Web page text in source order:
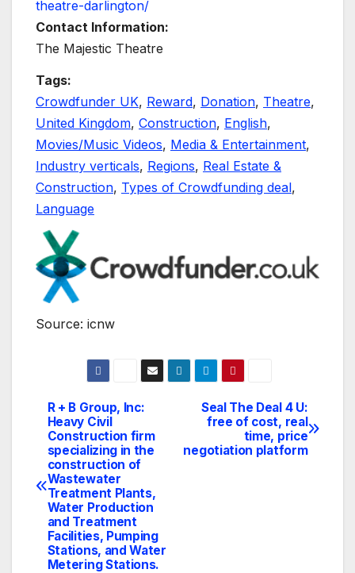
theatre-darlington/
Contact Information:
The Majestic Theatre
Tags:
Crowdfunder UK, Reward, Donation, Theatre,
United Kingdom, Construction, English,
Movies/Music Videos, Media & Entertainment,
Industry verticals, Regions, Real Estate &
Construction, Types of Crowdfunding deal,
Language
Source: icnw
Navegación
de
entradas
Seal The Deal 4 U:
free of cost, real
time, price
negotiation platform
R + B Group, Inc:
Heavy Civil
Construction firm
specializing in the
construction of
Wastewater
Treatment Plants,
Water Production
and Treatment
Facilities, Pumping
Stations, and Water
Metering Stations.